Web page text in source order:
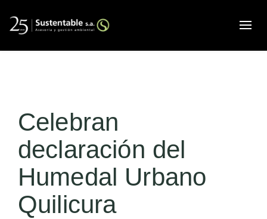
Celebran
declaración del
Humedal Urbano
Quilicura